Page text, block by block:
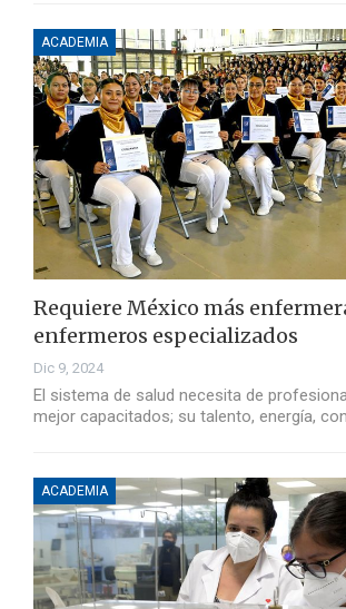
ACADEMIA
Requiere México más
enfermeros especializados
Dic 9, 2024
El sistema de salud necesita de
mejor capacitados; su talento, energía,
ACADEMIA